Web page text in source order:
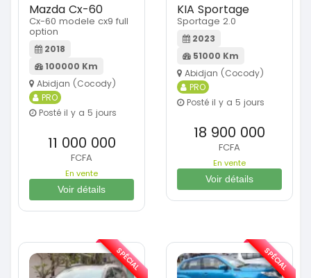
Mazda Cx-60
Cx-60 modele cx9 full
option
2018
100000 Km
Abidjan (Cocody)
PRO
Posté il y a 5 jours
11 000 000
FCFA
En vente
Voir détails
KIA Sportage
Sportage 2.0
2023
51000 Km
Abidjan (Cocody)
PRO
Posté il y a 5 jours
18 900 000
FCFA
En vente
Voir détails
SPÉCIAL SPÉCIAL